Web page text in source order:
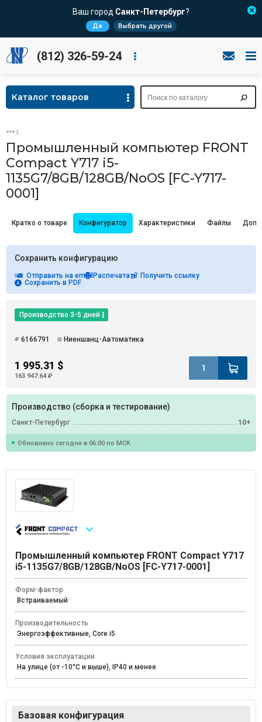
Ваш город Санкт-Петербург?
Да Выбрать другой
(812) 326-59-24
Каталог товаров
Промышленный компьютер FRONT
Compact Y717 i5-
1135G7/8GB/128GB/NoOS [FC-Y717-
0001]
Кратко о товаре Конфигуратор Характеристики Файлы
Сохранить конфигурацию
Отправить на email Распечатать Получить ссылку
Сохранить в PDF
Производство 3-5 дней
6166791 Ниеншанц-Автоматика
1 995.31 $
163 947.64 ₽
Производство (сборка и тестирование)
Санкт-Петербург 10+
Обновлено сегодня в 06:00 по МСК
Промышленный компьютер FRONT Compact Y717
i5-1135G7/8GB/128GB/NoOS [FC-Y717-0001]
Форм-фактор
Встраиваемый
Производительность
Энергоэффективные, Core i5
Условия эксплуатации
На улице (от -10°С и выше), IP40 и менее
Базовая конфигурация